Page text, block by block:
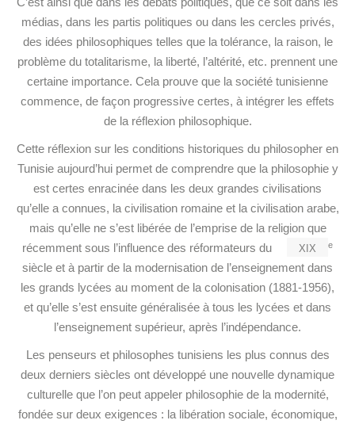
médias, dans les partis politiques ou dans les cercles privés,
des idées philosophiques telles que la tolérance, la raison, le
problème du totalitarisme, la liberté, l’altérité, etc. prennent une
certaine importance. Cela prouve que la société tunisienne
commence, de façon progressive certes, à intégrer les effets
de la réflexion philosophique.
Cette réflexion sur les conditions historiques du philosopher en
Tunisie aujourd’hui permet de comprendre que la philosophie y
est certes enracinée dans les deux grandes civilisations
qu’elle a connues, la civilisation romaine et la civilisation arabe,
mais qu’elle ne s’est libérée de l’emprise de la religion que
récemment sous l’influence des réformateurs du
xix e
siècle et à partir de la modernisation de l’enseignement dans
les grands lycées au moment de la colonisation (1881-1956),
et qu’elle s’est ensuite généralisée à tous les lycées et dans
l’enseignement supérieur, après l’indépendance.
Les penseurs et philosophes tunisiens les plus connus des
deux derniers siècles ont développé une nouvelle dynamique
culturelle que l’on peut appeler philosophie de la modernité,
fondée sur deux exigences : la libération sociale, économique,